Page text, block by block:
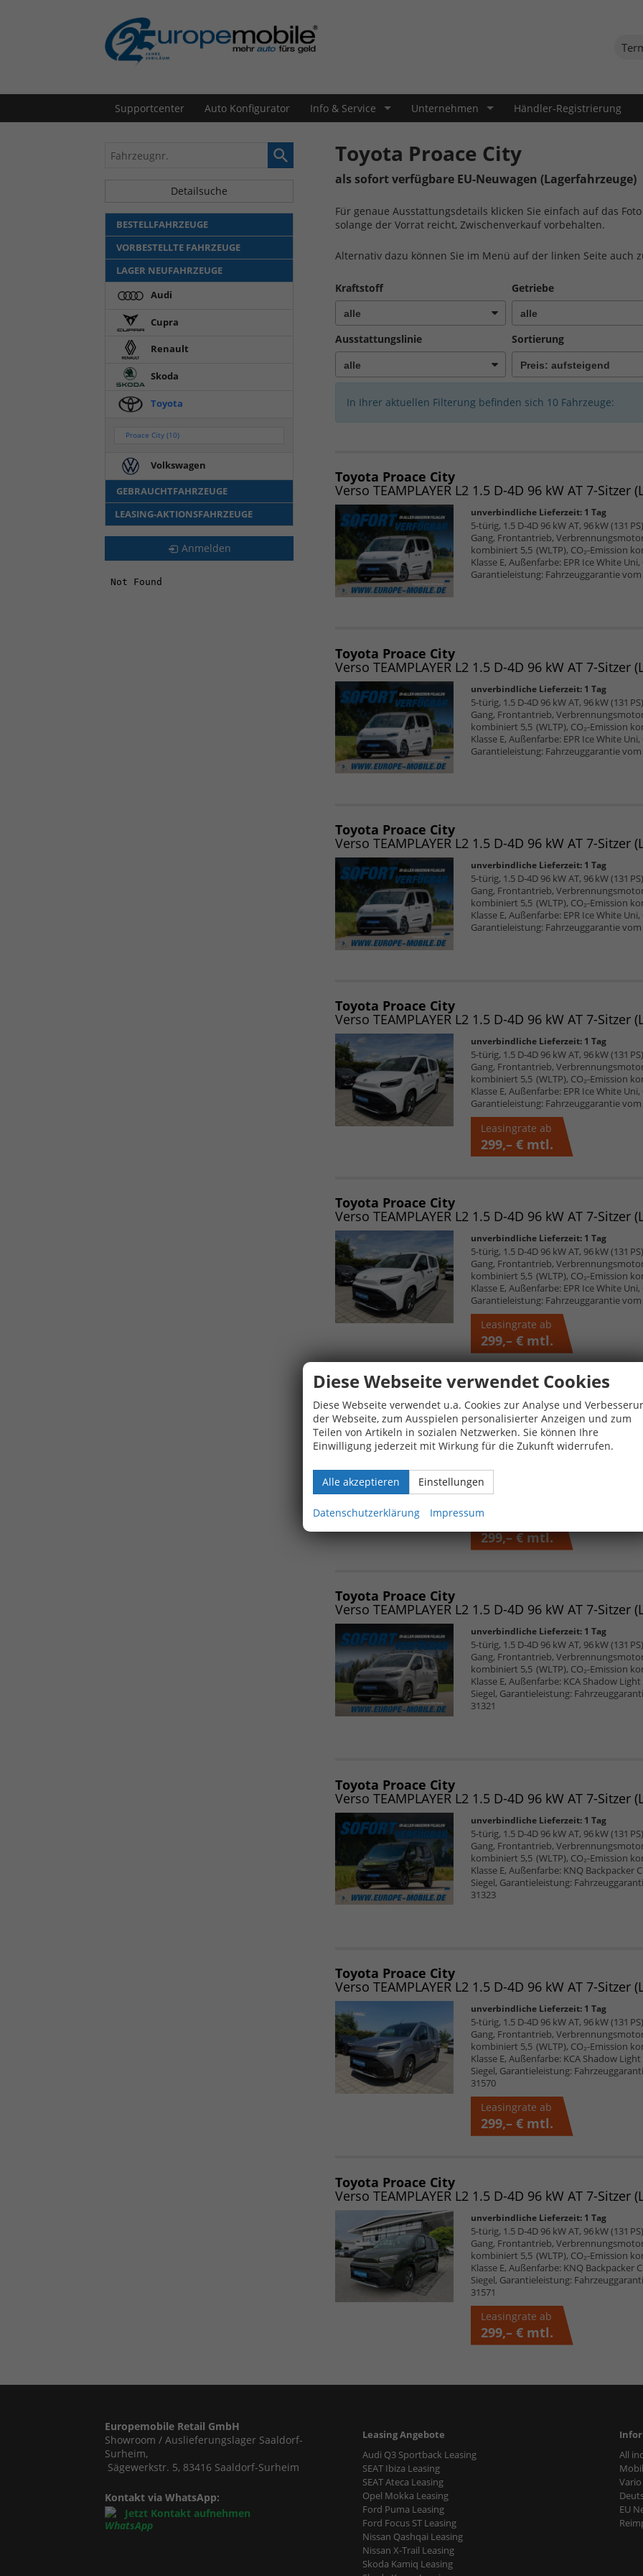
Supportcenter Auto Konfigurator Info & Service Unternehmen Händler-Registrierung
Toyota Proace City
als sofort verfügbare EU-Neuwagen (Lagerfahrzeuge)
Für genaue Ausstattungsdetails klicken Sie einfach auf das
solange der Vorrat reicht, Zwischenverkauf vorbehalten.
Alternativ dazu können Sie im Menü auf der linken Seite auch
Kraftstoff Getriebe
Ausstattungslinie Sortierung
In Ihrer aktuellen Filterung befinden sich 10 Fahrzeuge:
Toyota Proace City
unverbindliche Lieferzeit: 1 Tag
5-türig, 1.5 D-4D 96 kW AT, 96 kW (131
Gang, Frontantrieb,
kombiniert 5,5 (WLTP), CO₂-Emission
Klasse E, Außenfarbe: EPR Ice White
Garantieleistung: Fahrzeuggarantie
Toyota Proace City
unverbindliche Lieferzeit: 1 Tag
5-türig, 1.5 D-4D 96 kW AT, 96 kW (131
Gang, Frontantrieb,
kombiniert 5,5 (WLTP), CO₂-Emission
Klasse E, Außenfarbe: EPR Ice White
Garantieleistung: Fahrzeuggarantie
Toyota Proace City
unverbindliche Lieferzeit: 1 Tag
5-türig, 1.5 D-4D 96 kW AT, 96 kW (131
Gang, Frontantrieb,
kombiniert 5,5 (WLTP), CO₂-Emission
Klasse E, Außenfarbe: EPR Ice White
Garantieleistung: Fahrzeuggarantie
Toyota Proace City
unverbindliche Lieferzeit: 1 Tag
5-türig, 1.5 D-4D 96 kW AT, 96 kW (131
Gang, Frontantrieb,
kombiniert 5,5 (WLTP), CO₂-Emission
Klasse E, Außenfarbe: EPR Ice White
Garantieleistung: Fahrzeuggarantie
Leasingrate ab
299,– €mtl.
Toyota Proace City
unverbindliche Lieferzeit: 1 Tag
5-türig, 1.5 D-4D 96 kW AT, 96 kW (131
Gang, Frontantrieb,
kombiniert 5,5 (WLTP), CO₂-Emission
Klasse E, Außenfarbe: EPR Ice White
Garantieleistung: Fahrzeuggarantie
Leasingrate ab
299,– €mtl.
Toyota Proace City
unverbindliche Lieferzeit:1 Tag
5-türig, 1.5 D-4D 96 kW AT, 96 kW (131
Gang, Frontantrieb,
kombiniert 5,5 (WLTP), CO₂-Emission
Klasse E, Außenfarbe: EPR Ice White
Garantieleistung: Fahrzeuggarantie
Leasingrate ab
299,– €mtl.
Toyota Proace City
unverbindliche Lieferzeit: 1 Tag
5-türig, 1.5 D-4D 96 kW AT, 96 kW (131
Gang, Frontantrieb,
kombiniert 5,5 (WLTP), CO₂-Emission
Klasse E, Außenfarbe: KCA Shadow
Siegel, Garantieleistung:
31321
Toyota Proace City
unverbindliche Lieferzeit: 1 Tag
5-türig, 1.5 D-4D 96 kW AT, 96 kW (131
Gang, Frontantrieb,
kombiniert 5,5 (WLTP), CO₂-Emission
Klasse E, Außenfarbe: KNQ Backpacker
Siegel, Garantieleistung:
31323
Toyota Proace City
unverbindliche Lieferzeit: 1 Tag
5-türig, 1.5 D-4D 96 kW AT, 96 kW (131
Gang, Frontantrieb,
kombiniert 5,5 (WLTP), CO₂-Emission
Klasse E, Außenfarbe: KCA Shadow
Siegel, Garantieleistung:
31570
Leasingrate ab
299,– €mtl.
Toyota Proace City
unverbindliche Lieferzeit: 1 Tag
5-türig, 1.5 D-4D 96 kW AT, 96 kW (131
Gang, Frontantrieb,
kombiniert 5,5 (WLTP), CO₂-Emission
Klasse E, Außenfarbe: KNQ Backpacker
Siegel, Garantieleistung:
31571
Leasingrate ab
299,– €mtl.
Fahrzeugnr.
Detailsuche
BESTELLFAHRZEUGE
VORBESTELLTE FAHRZEUGE
LAGER NEUFAHRZEUGE
Audi
Cupra
Renault
Skoda
Toyota
Proace City(10)
Volkswagen
GEBRAUCHTFAHRZEUGE
LEASING-AKTIONSFAHRZEUGE
Anmelden
Europemobile Retail GmbH
Showroom / Auslieferungslager Saaldorf-
Surheim,
Sägewerkstr. 5, 83416 Saaldorf-Surheim
Kontakt via WhatsApp:
Jetzt Kontakt aufnehmen
Leasing Angebote
Audi Q3 Sportback Leasing
SEAT Ibiza Leasing
SEAT Ateca Leasing
Opel Mokka Leasing
Ford Puma Leasing
Ford Focus ST Leasing
Nissan Qashqai Leasing
Nissan X-Trail Leasing
Skoda Kamiq Leasing
All
EU
Diese Webseite verwendet Cookies
Diese Webseite verwendet u.a. Cookies zur Analyse und
der Webseite, zum Ausspielen personalisierter Anzeigen und zum
Teilen von Artikeln in sozialen Netzwerken. Sie können Ihre
Einwilligung jederzeit mit Wirkung für die Zukunft widerrufen.
Alle akzeptieren Einstellungen
Datenschutzerklärung Impressum